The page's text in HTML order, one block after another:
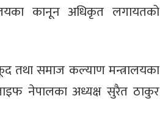
कानून अधिकृत लगायतको
तथा समाज कल्याण मन्त्रालयका
नेपालका अध्यक्ष सुरैत ठाकुर